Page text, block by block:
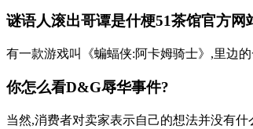
谜语人滚出哥谭是什梗51茶馆官方网
有一款游戏叫《蝙蝠侠:阿卡姆骑士》,里边
你怎么看D&G辱华事件?
当然,消费者对卖家表示自己的想法并没有